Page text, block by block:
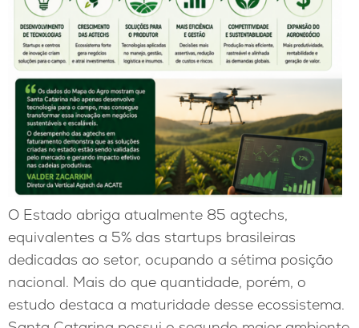
O Estado abriga atualmente 85 agtechs,
equivalentes a 5% das startups brasileiras
dedicadas ao setor, ocupando a sétima posição
nacional. Mais do que quantidade, porém, o
estudo destaca a maturidade desse ecossistema.